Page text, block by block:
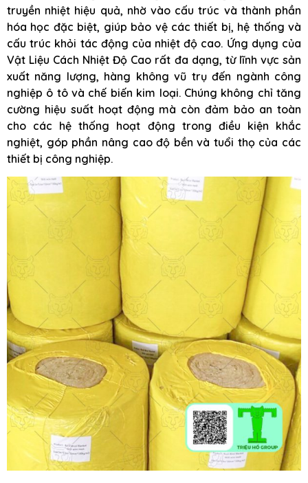
truyền nhiệt hiệu quả, nhờ vào cấu trúc và thành phần
hóa học đặc biệt, giúp bảo vệ các thiết bị, hệ thống và
cấu trúc khỏi tác động của nhiệt độ cao. Ứng dụng của
Vật Liệu Cách Nhiệt Độ Cao rất đa dạng, từ lĩnh vực sản
xuất năng lượng, hàng không vũ trụ đến ngành công
nghiệp ô tô và chế biến kim loại. Chúng không chỉ tăng
cường hiệu suất hoạt động mà còn đảm bảo an toàn
cho các hệ thống hoạt động trong điều kiện khắc
nghiệt, góp phần nâng cao độ bền và tuổi thọ của các
thiết bị công nghiệp.